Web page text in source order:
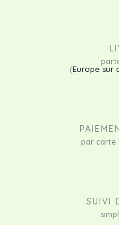
(Europe sur
par carte
SUIVI